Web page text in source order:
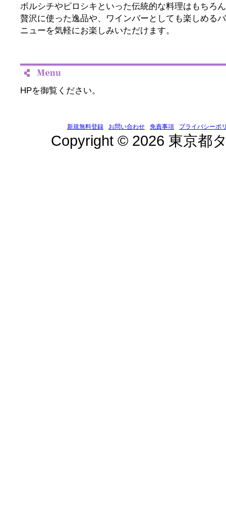
ボルシチやピロシキといった伝統的な料理はもちろ
贅沢に使った逸品や、ワインバーとしても楽しめる
ニューを気軽にお楽しみいただけます。
HPを御覧ください。
新規無料登録 お問い合わせ 免責事項 プライバシーポ
Copyright © 2026 東京都